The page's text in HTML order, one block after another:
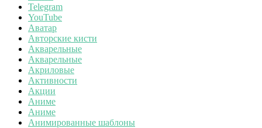
Telegram
YouTube
Аватар
Авторские кисти
Акварельные
Акварельные
Акриловые
Активности
Акции
Аниме
Аниме
Анимированные шаблоны